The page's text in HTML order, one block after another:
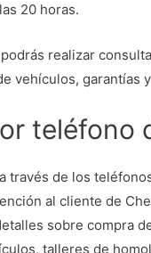
20 horas.
realizar
vehículos, garantías
teléfono
a través de los
al cliente de
sobre compra
talleres de